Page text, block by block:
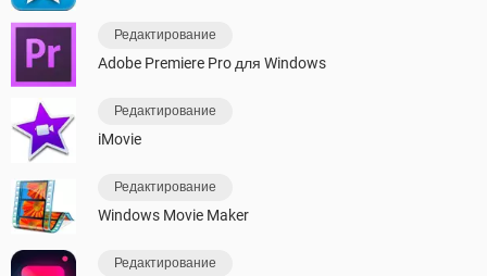
Редактирование
Adobe Premiere Pro для Windows
Редактирование
iMovie
Редактирование
Windows Movie Maker
Редактирование